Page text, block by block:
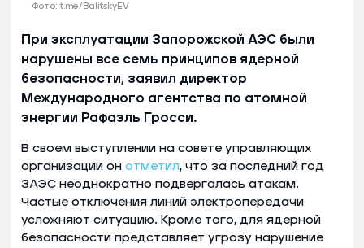
Фото: t.me/BalitskyEV
При эксплуатации Запорожской АЭС были
нарушены все семь принципов ядерной
безопасности, заявил директор
Международного агентства по атомной
энергии Рафаэль Гросси.
В своем выступлении на совете управляющих
организации он отметил, что за последний год
ЗАЭС неоднократно подвергалась атакам.
Частые отключения линий электропередачи
усложняют ситуацию. Кроме того, для ядерной
безопасности представляет угрозу нарушение